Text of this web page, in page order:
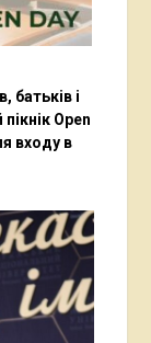
батьків і
Open
входу в